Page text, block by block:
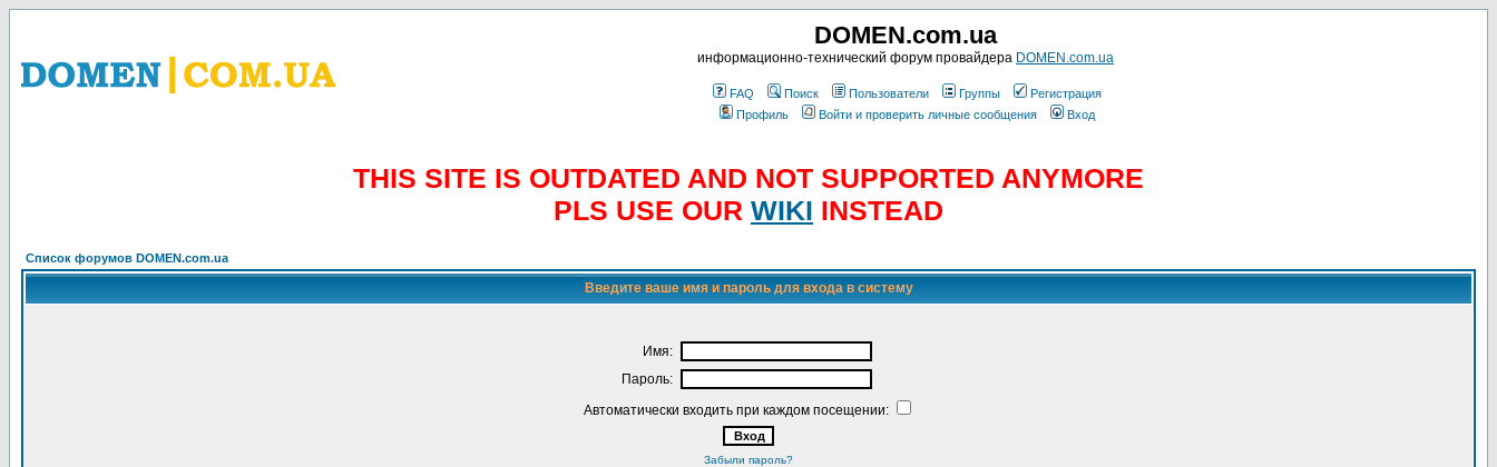
DOMEN.com.ua
информационно-технический форум провайдера DOMEN.com.ua
FAQ Поиск Пользователи Группы
Регистрация
Профиль
Войти и проверить личные сообщения Вход
THIS SITE IS OUTDATED AND NOT SUPPORTED ANYMORE
PLS USE OUR WIKI INSTEAD
Список форумов DOMEN.com.ua
Введите ваше имя и пароль для входа в систему
Имя:
Пароль:
Автоматически входить при каждом посещении:
Забыли пароль?